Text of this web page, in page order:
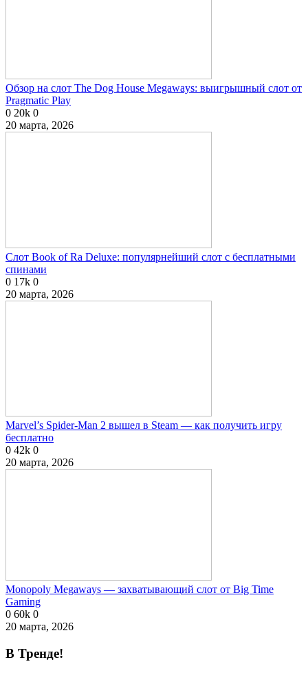
Обзор на слот The Dog House Megaways: выигрышный слот от
Pragmatic Play
0 20k 0
20 марта, 2026
Слот Book of Ra Deluxe: популярнейший слот с бесплатными
спинами
0 17k 0
20 марта, 2026
Marvel’s Spider-Man 2 вышел в Steam — как получить игру
бесплатно
0 42k 0
20 марта, 2026
Monopoly Megaways — захватывающий слот от Big Time
Gaming
0 60k 0
20 марта, 2026
В Тренде!